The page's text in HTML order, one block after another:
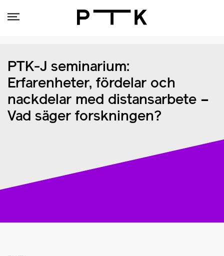
PTK-J seminarium:
Erfarenheter, fördelar och
nackdelar med distansarbete –
Vad säger forskningen?